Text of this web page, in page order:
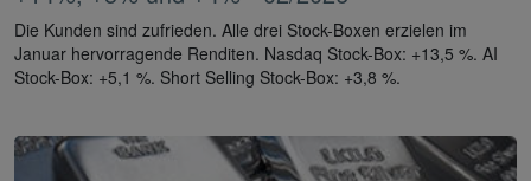
Die Kunden sind zufrieden. Alle drei Stock-Boxen erzielen im
Januar hervorragende Renditen. Nasdaq Stock-Box: +13,5 %. AI
Stock-Box: +5,1 %. Short Selling Stock-Box: +3,8 %.